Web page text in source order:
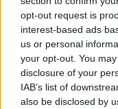
opt-out request is
interest-based ads
us or personal
your opt-out. You
disclosure of your
IAB’s list of
also be disclosed by
Bosch
Kč • náborový bonus
Jihlava)
06.08.2026 -Bosch
týdenní zálohy na
06.08.2026 -
Bosch
48.400 Kč •
... další nabídky